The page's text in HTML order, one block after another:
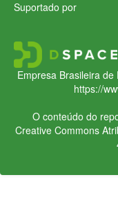
Suportado por
Empresa Brasileira
https://
O conteúdo do
Creative Commons